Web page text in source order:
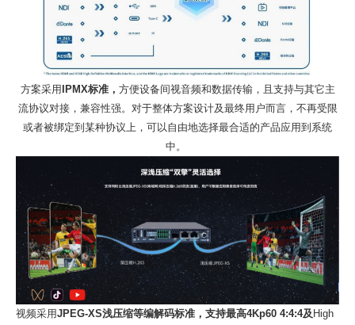
方案采用IPMX标准， 方便设备间视音频和数据传输，且支持与其它主
流协议对接，兼容性强。对于整体方案设计及最终用户而言，不再受限
或者被绑定到某种协议上，可以自由地选择最合适的产品应用到系统
中。
视频采用JPEG-XS浅压缩等编解码标准，支持最高4Kp60 4:4:4及 High